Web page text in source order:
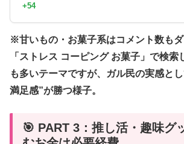
+54
※甘いもの・お菓子系はコメント数もダ
「ストレス コーピング お菓子」で検索
も多いテーマですが、ガル民の実感と
満足感”が勝つ様子。
🎯 PART 3：推し活・趣味グ